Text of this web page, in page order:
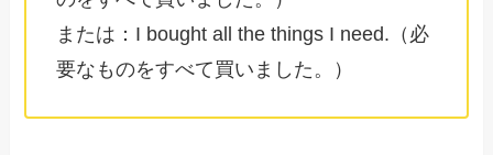
または：I bought all the things I need.（必
要なものをすべて買いました。）